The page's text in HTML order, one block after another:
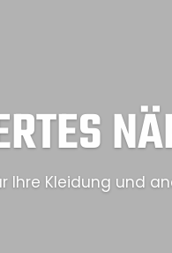
Ihre Kleidung und